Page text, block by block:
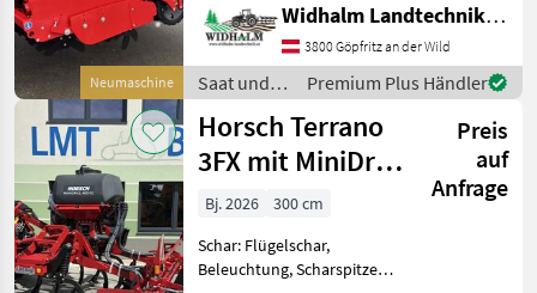
Neumaschine
Zweischeibenschare,
Fahrgassenschaltung -
ISOBUS - E-Mananger -
TurboDisc 3 Säschar 15cm -
Andruckrolle
Widhalm Landtechnik GmbH
3800 Göpfritz an der Wild
Saat und
Pflege /
Horsch
Premium Plus Händler
Horsch Terrano
3FX mit MiniDrill
400 CC
Preis
auf
Anfrage
Bj. 2026
300 cm
Schar: Flügelschar,
Beleuchtung, Scharspitzen,